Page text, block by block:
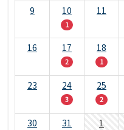
9 10
1
11
16 17
2
18
1
23 24
3
25
2
30 31 1